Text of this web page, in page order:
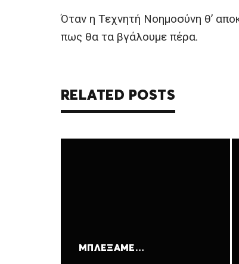
Όταν η Τεχνητή Νοημοσύνη θ’
πως θα τα βγάλουμε πέρα.
RELATED POSTS
ΜΠΛΈΞΑΜΕ…